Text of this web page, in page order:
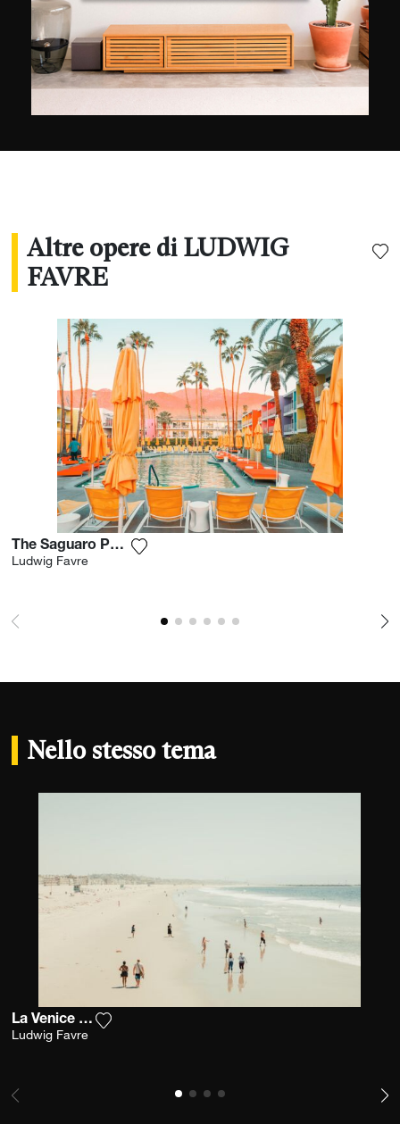
Geo nel 2015, le sue immagini sono state
esposte a Parigi, Sydney, Seoul, New York e Los
Angeles e sono utilizzate anche da marchi
importanti come Bauer Media Group, Visa
Altre opere di LUDWIG
FAVRE
The Saguaro Palm Springs
Ludwig Favre
Nello stesso tema
La Venice Beach
Ludwig Favre